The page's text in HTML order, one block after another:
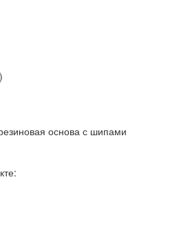
основа с шипами